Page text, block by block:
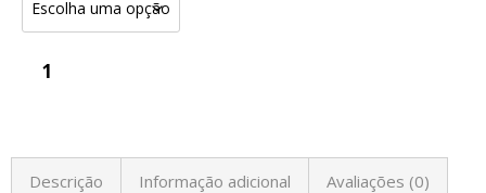
Descrição Informação adicional Avaliações (0)